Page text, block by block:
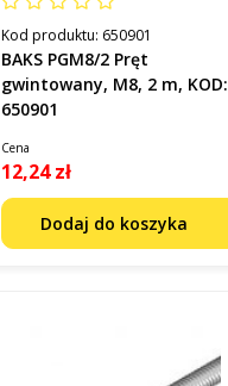
Kod produktu: 650901
BAKS PGM8/2 Pręt
gwintowany, M8, 2 m, KOD:
650901
Cena
12,24 zł
Dodaj do koszyka